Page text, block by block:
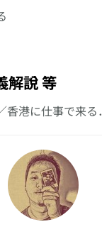
解說 等
港に仕事で来る．